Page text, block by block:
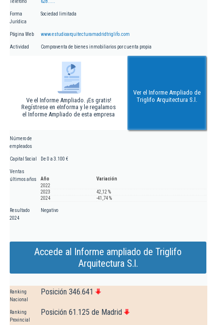
Teléfono 628.....
Forma
Jurídica
Sociedad limitada
Página Web www.estudioarquitecturamadridtriglifo.com
Actividad Compraventa de bienes inmobiliarios por cuenta propia
Ve el Informe Ampliado. ¡Es gratis!
Regístrese en eInforma y le regalamos
el Informe Ampliado de esta empresa
Ver el Informe Ampliado de
Triglifo Arquitectura S.l.
Número de
empleados
Capital Social De 0 a 3.100 €
Ventas
últimos años
Año
Variación
2022
2023
42,12 %
2024
-41,74 %
Resultado
2024
Negativo
Accede al Informe ampliado de Triglifo
Arquitectura S.l.
Ranking
Nacional
Posición 346.641
Ranking
Provincial
Posición 61.125 de Madrid